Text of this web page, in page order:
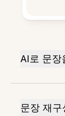
AI로 문장
문장 재구